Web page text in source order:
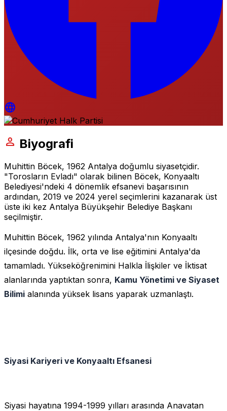
language
person Biyografi
Muhittin Böcek, 1962 Antalya doğumlu siyasetçidir.
"Torosların Evladı" olarak bilinen Böcek, Konyaaltı
Belediyesi'ndeki 4 dönemlik efsanevi başarısının
ardından, 2019 ve 2024 yerel seçimlerini kazanarak üst
üste iki kez Antalya Büyükşehir Belediye Başkanı
seçilmiştir.
Muhittin Böcek, 1962 yılında Antalya'nın Konyaaltı
ilçesinde doğdu. İlk, orta ve lise eğitimini Antalya'da
tamamladı. Yükseköğrenimini Halkla İlişkiler ve İktisat
alanlarında yaptıktan sonra, Kamu Yönetimi ve Siyaset
Bilimi alanında yüksek lisans yaparak uzmanlaştı.
Siyasi Kariyeri ve Konyaaltı Efsanesi
Siyasi hayatına 1994-1999 yılları arasında Anavatan